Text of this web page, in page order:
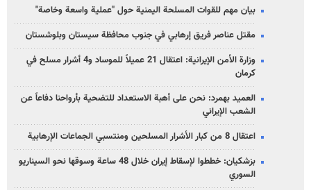
بيان مهم للقوات المسلحة اليمنية حول "عملية واسعة وخاصة"
مقتل عناصر فريق إرهابي في جنوب محافظة سيستان وبلوشستان
وزارة الأمن الإيرانية: اعتقال 21 عميلاً للموساد و4 أشرار مسلح في
كرمان
العميد بهمرد: نحن على أهبة الاستعداد للتضحية بأرواحنا دفاعاً عن
الشعب الإيراني
اعتقال 8 من كبار الأشرار المسلحين ومنتسبي الجماعات الإرهابية
بزشكيان: خططوا لإسقاط إيران خلال 48 ساعة وسوقها نحو السيناريو
السوري